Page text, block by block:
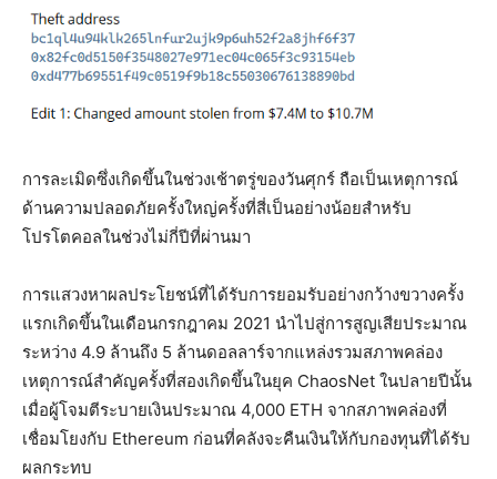
การละเมิดซึ่งเกิดขึ้นในช่วงเช้าตรู่ของวันศุกร์ ถือเป็นเหตุการณ์
ด้านความปลอดภัยครั้งใหญ่ครั้งที่สี่เป็นอย่างน้อยสำหรับ
โปรโตคอลในช่วงไม่กี่ปีที่ผ่านมา
การแสวงหาผลประโยชน์ที่ได้รับการยอมรับอย่างกว้างขวางครั้ง
แรกเกิดขึ้นในเดือนกรกฎาคม 2021 นำไปสู่การสูญเสียประมาณ
ระหว่าง 4.9 ล้านถึง 5 ล้านดอลลาร์จากแหล่งรวมสภาพคล่อง
เหตุการณ์สำคัญครั้งที่สองเกิดขึ้นในยุค ChaosNet ในปลายปีนั้น
เมื่อผู้โจมตีระบายเงินประมาณ 4,000 ETH จากสภาพคล่องที่
เชื่อมโยงกับ Ethereum ก่อนที่คลังจะคืนเงินให้กับกองทุนที่ได้รับ
ผลกระทบ